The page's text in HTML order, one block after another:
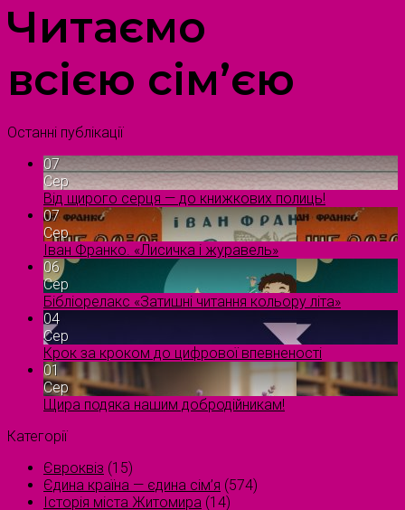
Читаємо
всією сім’єю
Останні публікації
07
Сер
Від щирого серця — до книжкових полиць!
07
Сер
Іван Франко. «Лисичка і журавель»
06
Сер
Бібліорелакс «Затишні читання кольору літа»
04
Сер
Крок за кроком до цифрової впевненості
01
Сер
Щира подяка нашим добродійникам!
Категорії
Євроквіз (15)
Єдина країна — єдина сім’я (574)
Історія міста Житомира (14)